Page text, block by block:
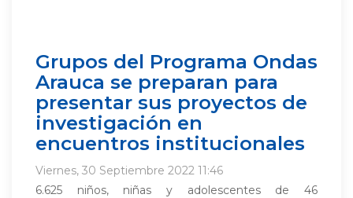
Grupos del Programa Ondas
Arauca se preparan para
presentar sus proyectos de
investigación en
encuentros institucionales
Viernes, 30 Septiembre 2022 11:46
6.625 niños, niñas y adolescentes de 46